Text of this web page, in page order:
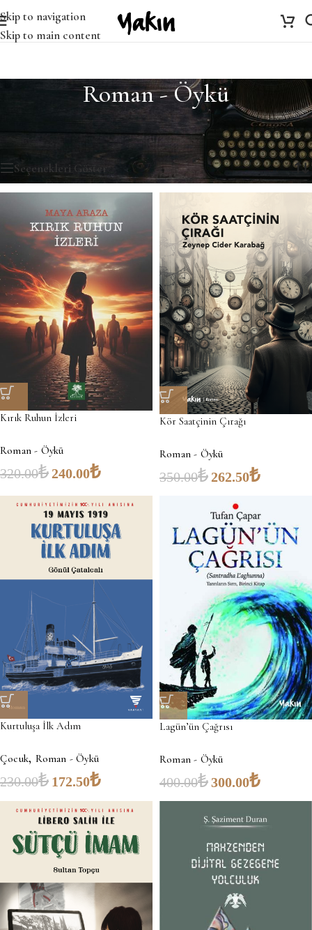
Skip to navigation
Skip to main content
Roman - Öykü
/ Sayfa 6
96 sonuçtan 61-72 arası gösteriliyor
Seçenekleri Göster
Kırık Ruhun İzleri
Roman - Öykü
320.00₺240.00₺
Kör Saatçinin Çırağı
Roman - Öykü
350.00₺262.50₺
Kurtuluşa İlk Adım
Çocuk, Roman - Öykü
230.00₺ 172.50₺
Lagün’ün Çağrısı
Roman - Öykü
400.00₺300.00₺